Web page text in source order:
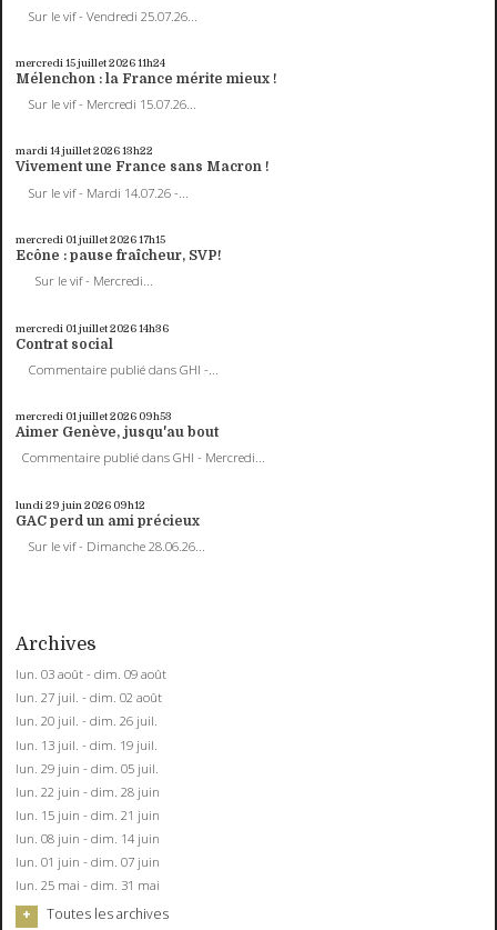
Sur le vif - Vendredi 25.07.26...
mercredi 15juillet 202611h24
Mélenchon : la France mérite mieux !
Sur le vif - Mercredi 15.07.26...
mardi 14juillet 202613h22
Vivement une France sans Macron !
Sur le vif - Mardi 14.07.26 -...
mercredi 01 juillet 202617h15
Ecône : pause fraîcheur, SVP!
Sur le vif - Mercredi...
mercredi 01 juillet 202614h36
Contrat social
Commentaire publié dans GHI -...
mercredi 01 juillet 2026 09h53
Aimer Genève, jusqu'au bout
Commentaire publié dans GHI - Mercredi...
lundi 29 juin 2026 09h12
GAC perd un ami précieux
Sur le vif - Dimanche 28.06.26...
Archives
lun. 03 août - dim. 09 août
lun. 27 juil. - dim. 02 août
lun. 20 juil. - dim. 26 juil.
lun. 13 juil. - dim. 19 juil.
lun. 29 juin - dim. 05 juil.
lun. 22 juin - dim. 28 juin
lun. 15 juin - dim. 21 juin
lun. 08 juin - dim. 14 juin
lun. 01 juin - dim. 07 juin
lun. 25 mai - dim. 31 mai
Toutes les archives